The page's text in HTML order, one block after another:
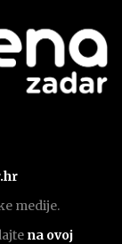
medije.
na ovoj